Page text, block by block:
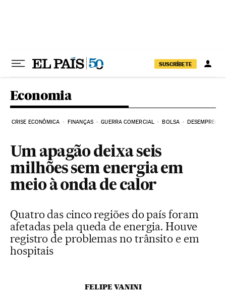
SUSCRÍBETE
Economia
CRISE ECONÔMICA FINANÇAS GUERRA COMERCIAL BOLSA DESEMPREGO
Um apagão deixa seis
milhões sem energia em
meio à onda de calor
Quatro das cinco regiões do país foram
afetadas pela queda de energia. Houve
registro de problemas no trânsito e em
hospitais
FELIPE VANINI